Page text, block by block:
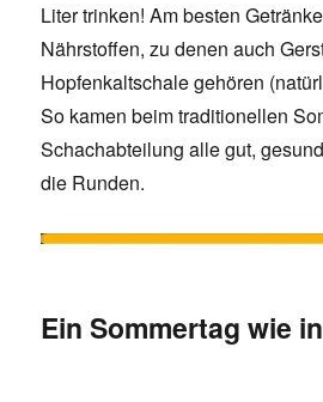
Liter trinken! Am besten
Nährstoffen, zu denen auch
Hopfenkaltschale gehören
So kamen beim traditionellen
Schachabteilung alle gut,
die Runden.
Ein Sommertag wie